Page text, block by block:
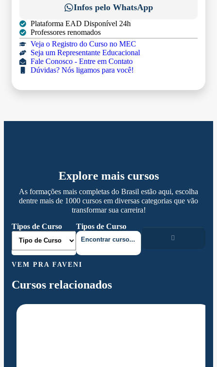
Infos pelo WhatsApp
Plataforma EAD Disponível 24h
Professores renomados
Veja o Registro do Curso no MEC
Seja um Representante Educacional
Fale Conosco - Entre em Contato
Dúvidas? Nós ligamos para você!
Explore mais cursos
As formações mais completas do Brasil estão aqui, escolha
dentre mais de 1000 cursos em diversas categorias que vão
transformar sua carreira!
Tipos de Curso
Tipos de Curso
VEM PRA FAVENI
Cursos relacionados